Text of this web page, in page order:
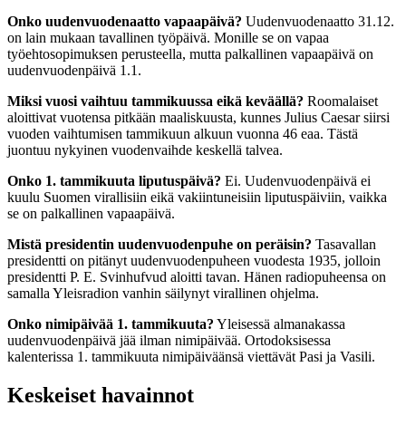
Onko uudenvuodenaatto vapaapäivä? Uudenvuodenaatto 31.12.
on lain mukaan tavallinen työpäivä. Monille se on vapaa
työehtosopimuksen perusteella, mutta palkallinen vapaapäivä on
uudenvuodenpäivä 1.1.
Miksi vuosi vaihtuu tammikuussa eikä keväällä? Roomalaiset
aloittivat vuotensa pitkään maaliskuusta, kunnes Julius Caesar siirsi
vuoden vaihtumisen tammikuun alkuun vuonna 46 eaa. Tästä
juontuu nykyinen vuodenvaihde keskellä talvea.
Onko 1. tammikuuta liputuspäivä? Ei. Uudenvuodenpäivä ei
kuulu Suomen virallisiin eikä vakiintuneisiin liputuspäiviin, vaikka
se on palkallinen vapaapäivä.
Mistä presidentin uudenvuodenpuhe on peräisin? Tasavallan
presidentti on pitänyt uudenvuodenpuheen vuodesta 1935, jolloin
presidentti P. E. Svinhufvud aloitti tavan. Hänen radiopuheensa on
samalla Yleisradion vanhin säilynyt virallinen ohjelma.
Onko nimipäivää 1. tammikuuta? Yleisessä almanakassa
uudenvuodenpäivä jää ilman nimipäivää. Ortodoksisessa
kalenterissa 1. tammikuuta nimipäiväänsä viettävät Pasi ja Vasili.
Keskeiset havainnot